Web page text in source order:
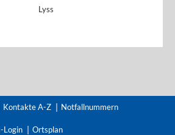
Lyss
Kontakte A-Z Notfallnummern
Login Ortsplan